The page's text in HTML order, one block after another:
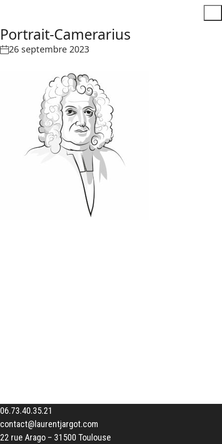
Portrait-Camerarius
26 septembre 2023
06.73.40.35.21
contact@laurentjargot.com
22 rue Arago – 31500 Toulouse